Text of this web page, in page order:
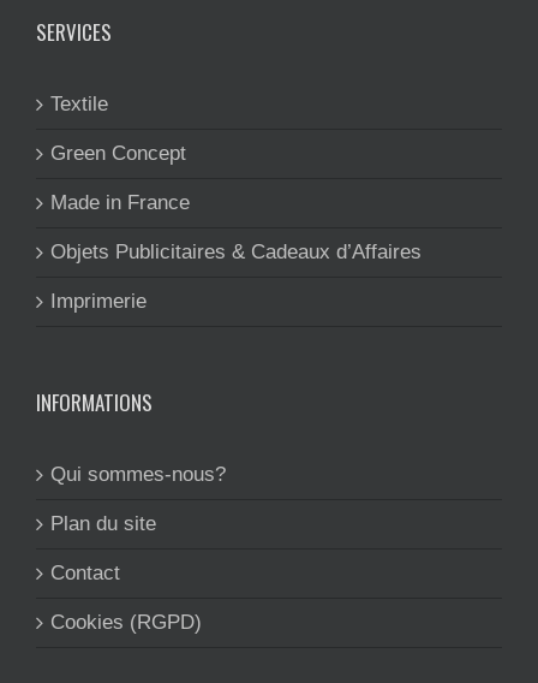
SERVICES
Textile
Green Concept
Made in France
Objets Publicitaires & Cadeaux d’Affaires
Imprimerie
INFORMATIONS
Qui sommes-nous?
Plan du site
Contact
Cookies (RGPD)